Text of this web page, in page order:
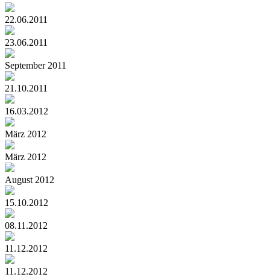
22.06.2011
23.06.2011
September 2011
21.10.2011
16.03.2012
März 2012
März 2012
August 2012
15.10.2012
08.11.2012
11.12.2012
11.12.2012